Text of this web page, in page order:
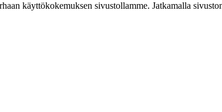
käyttökokemuksen sivustollamme. Jatkamalla